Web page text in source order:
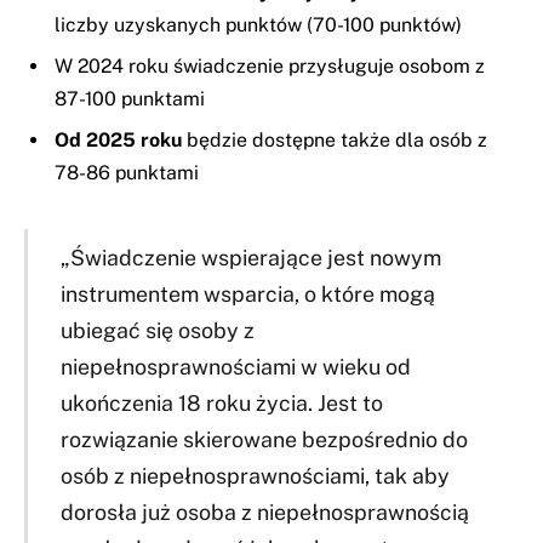
liczby uzyskanych punktów (70-100 punktów)
W 2024 roku świadczenie przysługuje osobom z
87-100 punktami
Od 2025 roku będzie dostępne także dla osób z
78-86 punktami
„Świadczenie wspierające jest nowym
instrumentem wsparcia, o które mogą
ubiegać się osoby z
niepełnosprawnościami w wieku od
ukończenia 18 roku życia. Jest to
rozwiązanie skierowane bezpośrednio do
osób z niepełnosprawnościami, tak aby
dorosła już osoba z niepełnosprawnością